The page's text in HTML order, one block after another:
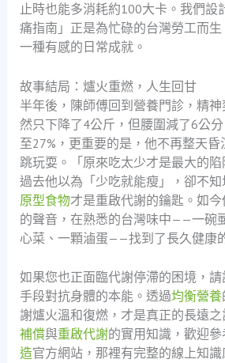
止時也能多消耗約100大卡。我們設
痛指南」正是為忙碌的台灣勞工而
一種有感的日常成就。
故事結局：爐火重燃，人生回甘
半年後，陳師傅回到營養門診，精
然只下降了4公斤，但腰圍減了6公
至27%，更重要的是，他不再整天
跳玩耍。「原來吃太少才是最大的陷
過去他以為「少吃就能瘦」，卻不知
原型食物才是重啟代謝的鑰匙。如
的聲音，在熟悉的台灣味中——一碗
心菜、一顆滷蛋——找到了長久健康
如果您也正面臨代謝停滯的困境，
手段對抗身體的本能。透過均衡營養
謝爐火溫和復燃，才是真正的長遠
補償與重啟代謝的實用知識，歡迎參
造官方網站，那裡有完整的線上知